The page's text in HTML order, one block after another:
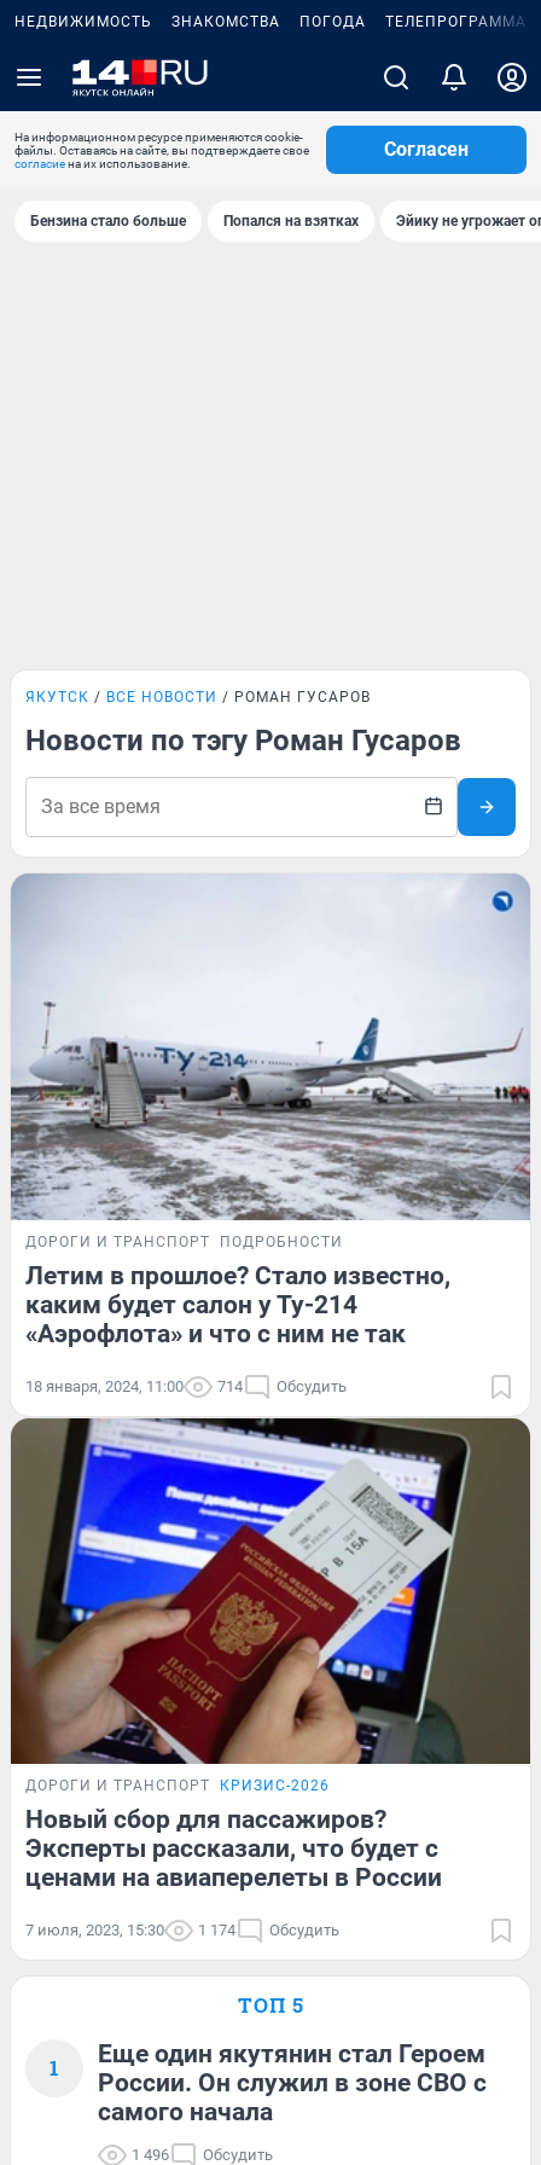
НЕДВИЖИМОСТЬ ЗНАКОМСТВА ПОГОДА ТЕЛЕПРОГРАММА
На информационном ресурсе применяются cookie-
файлы. Оставаясь на сайте, вы подтверждаете свое
согласиена их использование.
Согласен
Бензина стало больше Попался на взятках Эйику не угрожает
ЯКУТСК ВСЕ НОВОСТИ РОМАН ГУСАРОВ
Новости по тэгу Роман Гусаров
ДОРОГИ И ТРАНСПОРТ ПОДРОБНОСТИ
Летим в прошлое? Стало известно,
каким будет салон у Ту-214
«Аэрофлота» и что с ним не так
18 января, 2024, 11:00 714 Обсудить
ДОРОГИ И ТРАНСПОРТ КРИЗИС-2026
Новый сбор для пассажиров?
Эксперты рассказали, что будет с
ценами на авиаперелеты в России
7 июля, 2023, 15:30 1 174 Обсудить
ТОП 5
1
Еще один якутянин стал Героем
России. Он служил в зоне СВО с
самого начала
1 496 Обсудить